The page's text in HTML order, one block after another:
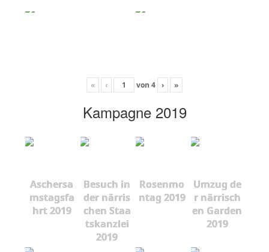
« ‹ von 4 › »
Kampagne 2019
Aschersa
mstagsfa
hrt 2019
Besuch in
der närris
chen Staa
tskanzlei
2019
Rosenmo
ntag 2019
Umzug de
r närrisch
en Garden
2019